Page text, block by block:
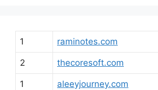
1 raminotes.com
2 thecoresoft.com
1 aleeyjourney.com